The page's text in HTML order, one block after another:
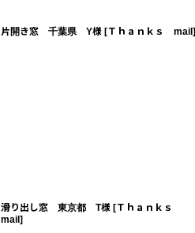
片開き窓 千葉県 Y様 [Ｔｈａｎｋｓ mail ]
滑り出し窓 東京都 T様 [Ｔｈａｎｋｓ
mail ]